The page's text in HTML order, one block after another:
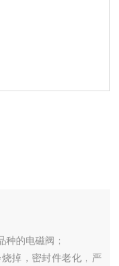
种的电磁阀；
掉，密封件老化，严